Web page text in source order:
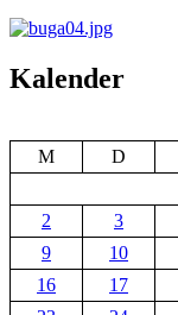
Kalender
M
D
2
3
9
10
16
17